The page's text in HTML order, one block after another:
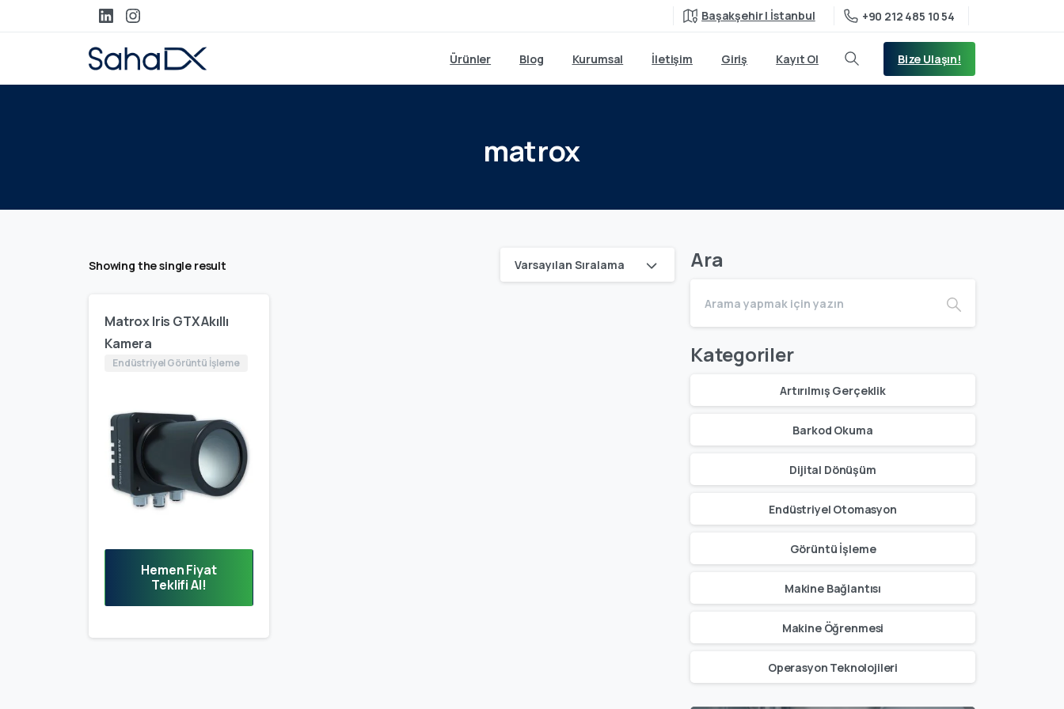
Başakşehir | İstanbul +90 212 485 10 54
Ürünler Blog Kurumsal İletişim Giriş Kayıt Ol Bize Ulaşın!
matrox
Showing the single result Varsayılan Sıralama
Matrox Iris GTX Akıllı
Kamera
Endüstriyel Görüntü İşleme
Hemen Fiyat
Teklifi Al!
Ara
Kategoriler
Artırılmış Gerçeklik
Barkod Okuma
Dijital Dönüşüm
Endüstriyel Otomasyon
Görüntü İşleme
Makine Bağlantısı
Makine Öğrenmesi
Operasyon Teknolojileri